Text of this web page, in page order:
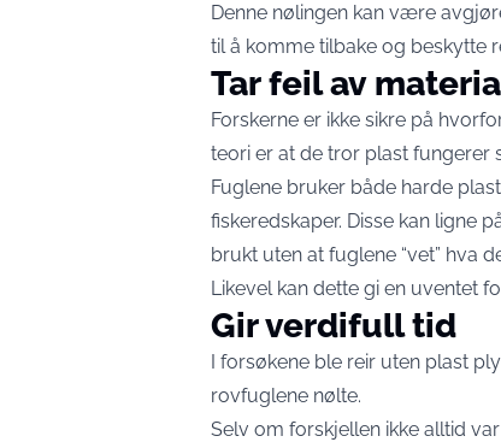
Denne nølingen kan være
til å komme tilbake og beskytte
Tar feil av
Forskerne er ikke sikre på
teori er at de tror plast fungerer
Fuglene bruker både harde
fiskeredskaper. Disse kan ligne
brukt uten at fuglene “vet” hva
Likevel kan dette gi en uventet
Gir verdifull tid
I forsøkene ble reir uten plast
rovfuglene nølte.
Selv om forskjellen ikke alltid